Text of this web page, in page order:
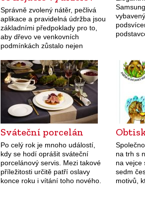
Správně zvolený nátěr, pečlivá
aplikace a pravidelná údržba jsou
základními předpoklady pro to,
aby dřevo ve venkovních
podmínkách zůstalo nejen
dlouhodobě funkční.
USB
Sváteční porcelán
Po celý rok je mnoho událostí,
kdy se hodí oprášit sváteční
porcelánový servis. Mezi takové
příležitosti určitě patří oslavy
konce roku i vítání toho nového.
na trh s
na vejce
sedm
motivů,